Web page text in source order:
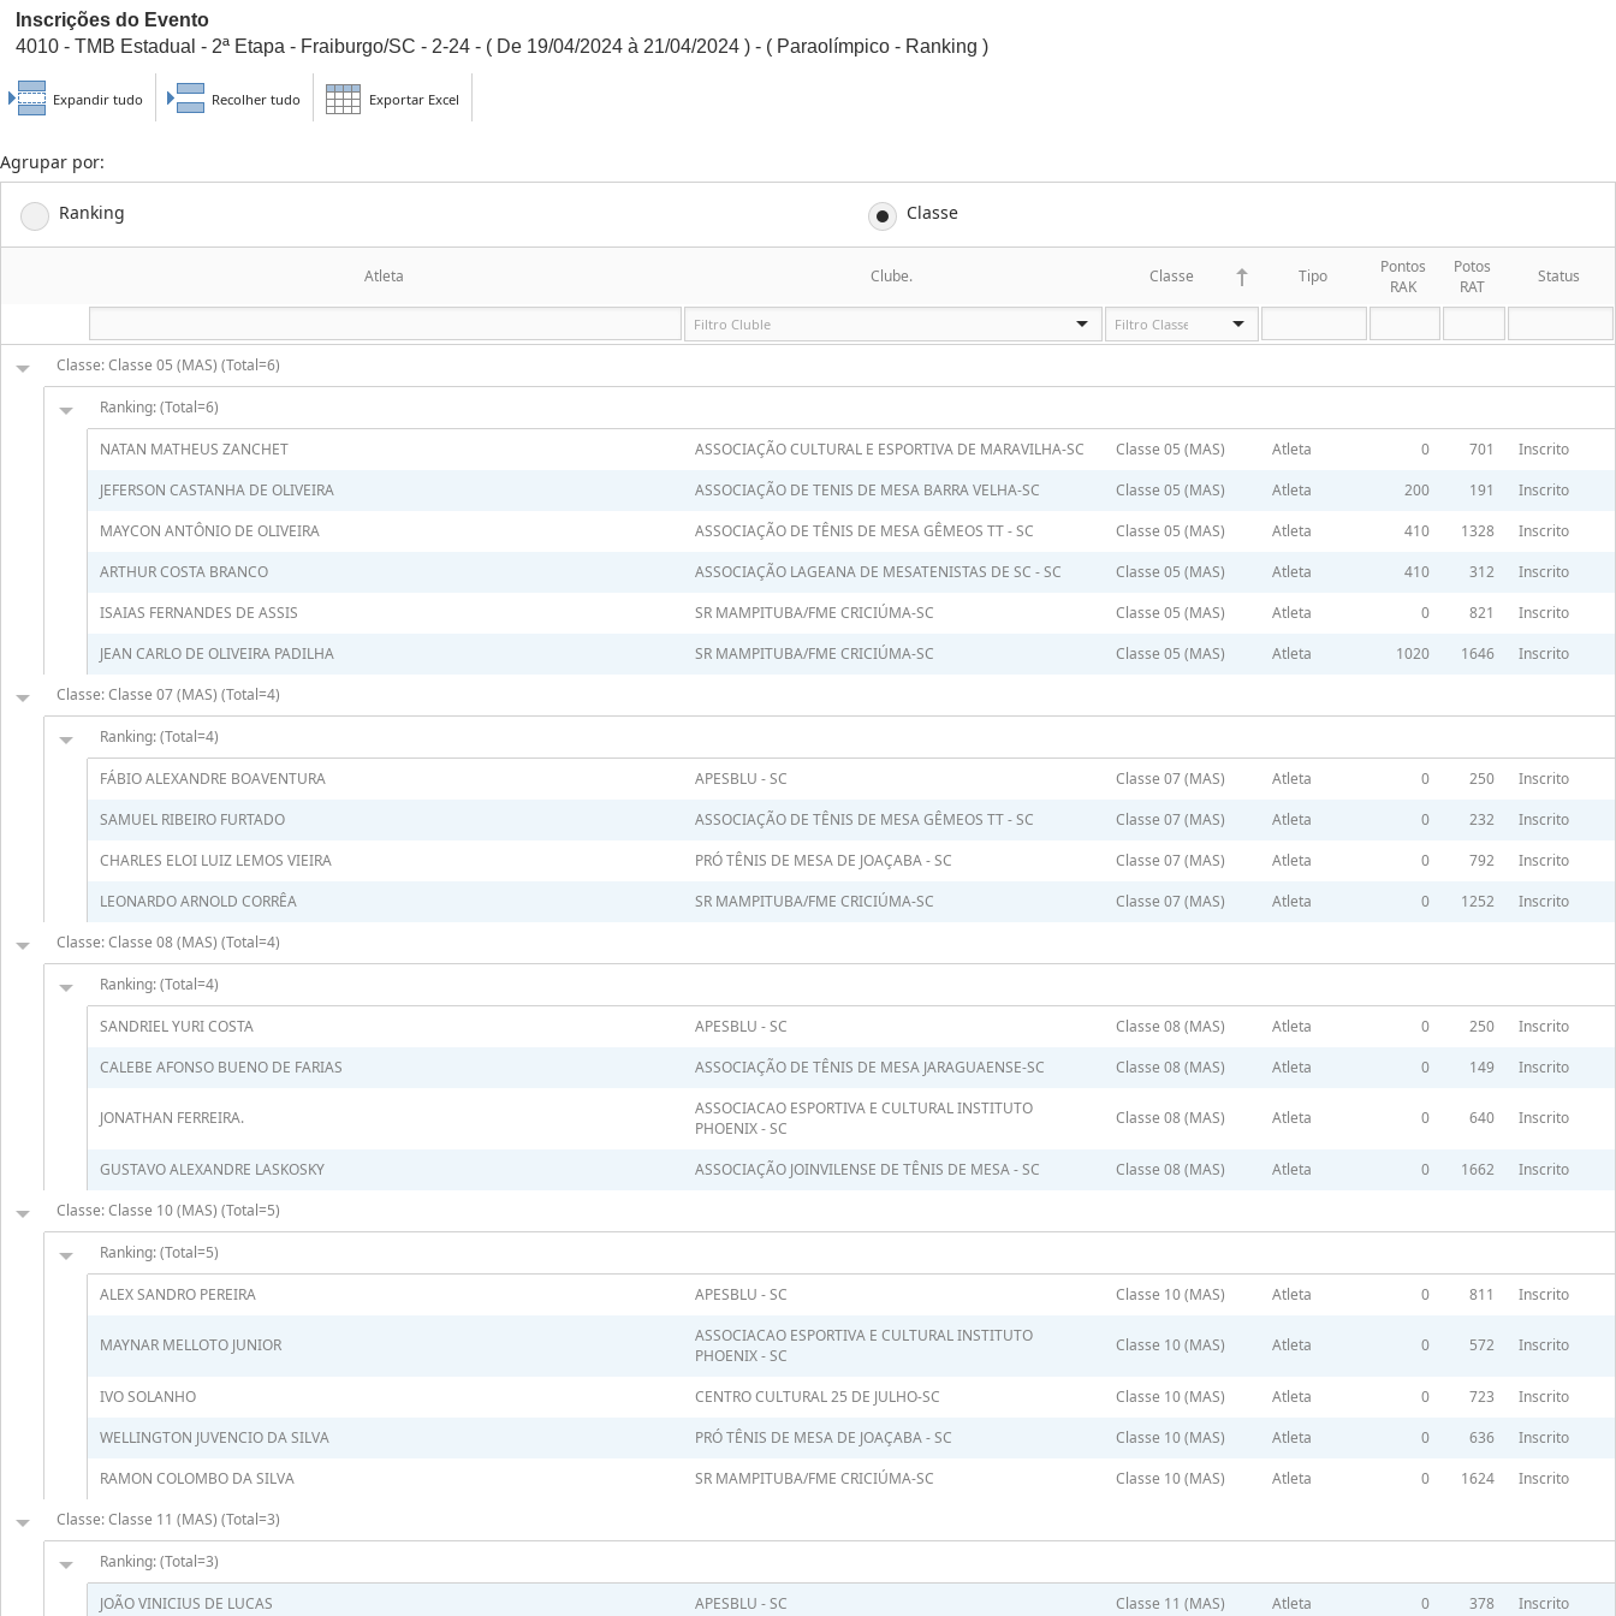
Inscrições do Evento
4010 - TMB Estadual - 2ª Etapa - Fraiburgo/SC - 2-24 - ( De 19/04/2024 à 21/04/2024 ) - ( Paraolímpico - Ranking )
Expandir tudo Recolher tudo Exportar Excel
Agrupar por:
Ranking Classe
Atleta Clube. Classe Tipo
Pontos
RAK
Potos
RAT
Status
Classe: Classe 05 (MAS) (Total=6)
Ranking: (Total=6)
NATAN MATHEUS ZANCHET ASSOCIAÇÃO CULTURAL E ESPORTIVA DE MARAVILHA-SC Classe 05 (MAS) Atleta 0 701
Inscrito
JEFERSON CASTANHA DE OLIVEIRA
ASSOCIAÇÃO DE TENIS DE MESA BARRA VELHA-SC Classe 05 (MAS) Atleta 200 191
Inscrito
MAYCON ANTÔNIO DE OLIVEIRA
ASSOCIAÇÃO DE TÊNIS DE MESA GÊMEOS TT - SC Classe 05 (MAS) Atleta 410 1328
Inscrito
ARTHUR COSTA BRANCO
ASSOCIAÇÃO LAGEANA DE MESATENISTAS DE SC - SC Classe 05 (MAS) Atleta 410 312
Inscrito
ISAIAS FERNANDES DE ASSIS
SR MAMPITUBA/FME CRICIÚMA-SC Classe 05 (MAS) Atleta 0 821
Inscrito
JEAN CARLO DE OLIVEIRA PADILHA
SR MAMPITUBA/FME CRICIÚMA-SC Classe 05 (MAS) Atleta 1020 1646
Inscrito
Classe: Classe 07 (MAS) (Total=4)
Ranking: (Total=4)
FÁBIO ALEXANDRE BOAVENTURA APESBLU - SC Classe 07 (MAS) Atleta 0 250
Inscrito
SAMUEL RIBEIRO FURTADO
ASSOCIAÇÃO DE TÊNIS DE MESA GÊMEOS TT - SC Classe 07 (MAS) Atleta 0 232
Inscrito
CHARLES ELOI LUIZ LEMOS VIEIRA
PRÓ TÊNIS DE MESA DE JOAÇABA - SC Classe 07 (MAS) Atleta 0 792
Inscrito
LEONARDO ARNOLD CORRÊA
SR MAMPITUBA/FME CRICIÚMA-SC Classe 07 (MAS) Atleta 0 1252
Inscrito
Classe: Classe 08 (MAS) (Total=4)
Ranking: (Total=4)
SANDRIEL YURI COSTA APESBLU - SC Classe 08 (MAS) Atleta 0 250
Inscrito
CALEBE AFONSO BUENO DE FARIAS
ASSOCIAÇÃO DE TÊNIS DE MESA JARAGUAENSE-SC Classe 08 (MAS) Atleta 0 149 Inscrito
JONATHAN FERREIRA.
ASSOCIACAO ESPORTIVA E CULTURAL INSTITUTO
PHOENIX - SC
Classe 08 (MAS) Atleta 0 640 Inscrito
GUSTAVO ALEXANDRE LASKOSKY ASSOCIAÇÃO JOINVILENSE DE TÊNIS DE MESA - SC Classe 08 (MAS) Atleta 0 1662
Inscrito
Classe: Classe 10 (MAS) (Total=5)
Ranking: (Total=5)
ALEX SANDRO PEREIRA APESBLU - SC Classe 10 (MAS) Atleta 0 811 Inscrito
MAYNAR MELLOTO JUNIOR
ASSOCIACAO ESPORTIVA E CULTURAL INSTITUTO
PHOENIX - SC
Classe 10 (MAS) Atleta 0 572 Inscrito
IVO SOLANHO CENTRO CULTURAL 25 DE JULHO-SC Classe 10 (MAS) Atleta 0 723
Inscrito
WELLINGTON JUVENCIO DA SILVA
PRÓ TÊNIS DE MESA DE JOAÇABA - SC Classe 10 (MAS) Atleta 0 636
Inscrito
RAMON COLOMBO DA SILVA
SR MAMPITUBA/FME CRICIÚMA-SC Classe 10 (MAS) Atleta 0 1624
Inscrito
Classe: Classe 11 (MAS) (Total=3)
Ranking: (Total=3)
JOÃO VINICIUS DE LUCAS APESBLU - SC Classe 11 (MAS) Atleta 0 378 Inscrito